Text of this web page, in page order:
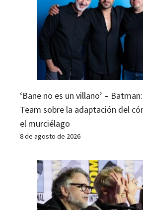
‘Bane no es un villano’ –
Team sobre la adaptación del
el murciélago
8 de agosto de 2026